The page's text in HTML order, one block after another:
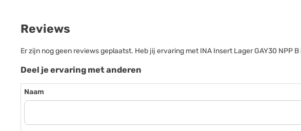
Reviews
Er zijn nog geen reviews geplaatst. Heb jij ervaring met INA Insert Lager GAY30 NPP
Deel je ervaring met anderen
Naam